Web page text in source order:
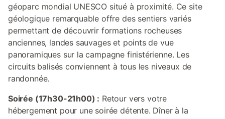
géoparc mondial UNESCO situé à proximité. Ce site
géologique remarquable offre des sentiers variés
permettant de découvrir formations rocheuses
anciennes, landes sauvages et points de vue
panoramiques sur la campagne finistérienne. Les
circuits balisés conviennent à tous les niveaux de
randonnée.
Soirée (17h30-21h00) : Retour vers votre
hébergement pour une soirée détente. Dîner à la